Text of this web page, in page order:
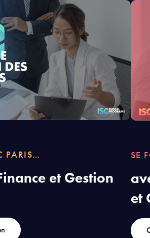
PARIS…
et Gestion
SE
et